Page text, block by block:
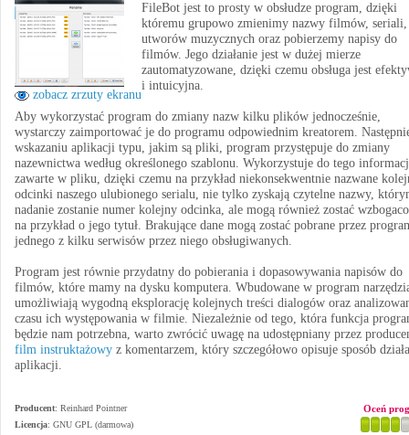
zobacz zrzuty ekranu
FileBot jest to prosty w obsłudze program, dzięki
któremu grupowo zmienimy nazwy filmów, seriali,
utworów muzycznych oraz pobierzemy napisy do
filmów. Jego działanie jest w dużej mierze
zautomatyzowane, dzięki czemu obsługa jest
i intuicyjna.
Aby wykorzystać program do zmiany nazw kilku plików jednocześnie,
wystarczy zaimportować je do programu odpowiednim kreatorem.
wskazaniu aplikacji typu, jakim są pliki, program przystępuje do zmiany
nazewnictwa według określonego szablonu. Wykorzystuje do tego
zawarte w pliku, dzięki czemu na przykład niekonsekwentnie nazwane
odcinki naszego ulubionego serialu, nie tylko zyskają czytelne nazwy,
nadanie zostanie numer kolejny odcinka, ale mogą również zostać
na przykład o jego tytuł. Brakujące dane mogą zostać pobrane przez
jednego z kilku serwisów przez niego obsługiwanych.
Program jest równie przydatny do pobierania i dopasowywania napisów do
filmów, które mamy na dysku komputera. Wbudowane w program
umożliwiają wygodną eksplorację kolejnych treści dialogów oraz
czasu ich występowania w filmie. Niezależnie od tego, która funkcja
będzie nam potrzebna, warto zwrócić uwagę na udostępniany przez
film instruktażowy z komentarzem, który szczegółowo opisuje sposób
aplikacji.
Producent: Reinhard Pointner
Licencja: GNU GPL (darmowa)
Oceń